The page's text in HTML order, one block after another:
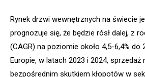
Rynek drzwi wewnętrznych na świecie
prognozuje się, że będzie rósł dalej, z
(CAGR) na poziomie około 4,5-6,4% do
Europie, w latach 2023 i 2024, sprzedaż
bezpośrednim skutkiem kłopotów w